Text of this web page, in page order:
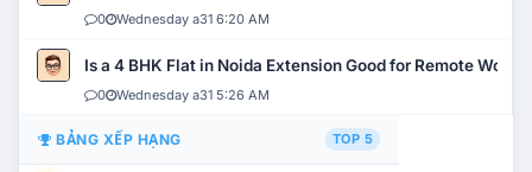
0 Wednesday a31 6:20 AM
Is a 4 BHK Flat in Noida Extension Good for Remote Work?
0 Wednesday a31 5:26 AM
BẢNG XẾP HẠNG TOP 5